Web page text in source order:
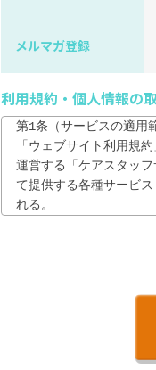
メルマガ登録
利用規約・個人情報の
第1条（サービスの適用
「ウェブサイト利用規
運営する「ケアスタ
て提供する各種サービ
れる。
が、本サイトを利用し
第2条　（利用者の責任）
1. 利用者は、自らの意
2. 利用者は、登録の際
は、速やかに自らの責